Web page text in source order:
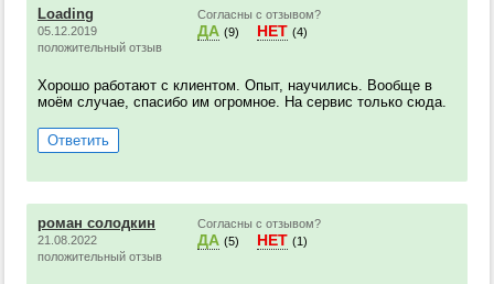
Loading
05.12.2019
положительный отзыв
Согласны с отзывом?
ДА (9) НЕТ (4)
Хорошо работают с клиентом. Опыт, научились. Вообще в
моём случае, спасибо им огромное. На сервис только сюда.
Ответить
роман солодкин
21.08.2022
положительный отзыв
Согласны с отзывом?
ДА (5) НЕТ (1)